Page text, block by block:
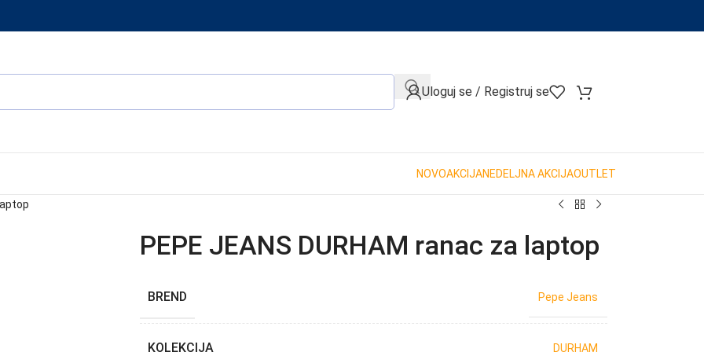
When autocomplete results are available use up and down
Uloguj se / Registruj se
NOVOAKCIJANEDELJNA AKCIJAOUTLET
PEPE JEANS DURHAM ranac za laptop
BREND Pepe Jeans
KOLEKCIJA DURHAM